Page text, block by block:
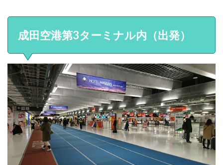
成田空港第3ターミナル内（出発）